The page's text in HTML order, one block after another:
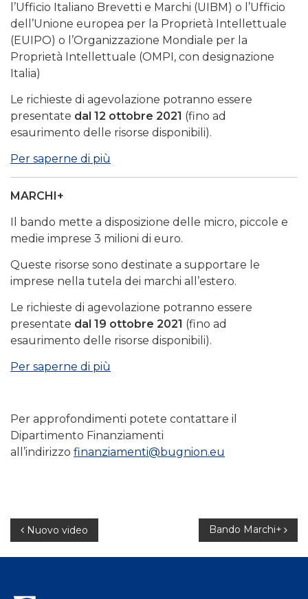
l’Ufficio Italiano Brevetti e Marchi (UIBM) o l’Ufficio
dell’Unione europea per la Proprietà Intellettuale
(EUIPO) o l’Organizzazione Mondiale per la
Proprietà Intellettuale (OMPI, con designazione
Italia)
Le richieste di agevolazione potranno essere
presentate dal 12 ottobre 2021 (fino ad
esaurimento delle risorse disponibili).
Per saperne di più
MARCHI+
Il bando mette a disposizione delle micro, piccole e
medie imprese 3 milioni di euro.
Queste risorse sono destinate a supportare le
imprese nella tutela dei marchi all’estero.
Le richieste di agevolazione potranno essere
presentate dal 19 ottobre 2021 (fino ad
esaurimento delle risorse disponibili).
Per saperne di più
Per approfondimenti potete contattare il
Dipartimento Finanziamenti
all’indirizzo finanziamenti@bugnion.eu
Navigazione
articoli
Nuovo video Bando Marchi+